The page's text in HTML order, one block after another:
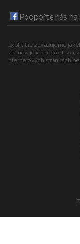
Podpořte nás na
Explicitně zakazujeme
stránek, jejich reprodukci,
internetových stránkách